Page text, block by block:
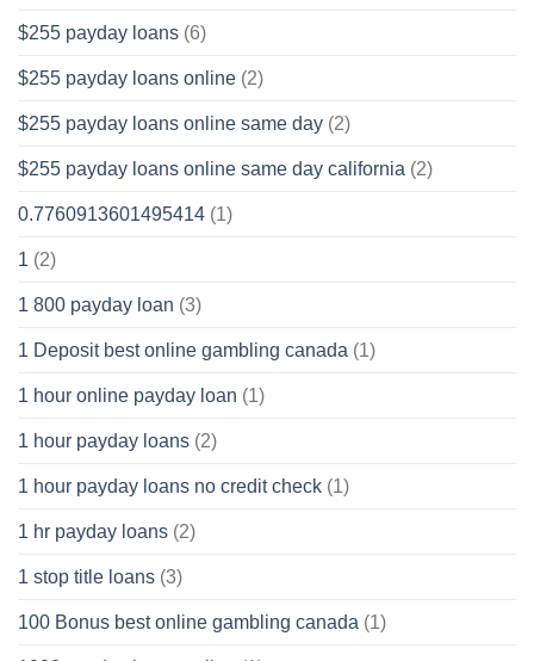
$255 payday loans (6)
$255 payday loans online (2)
$255 payday loans online same day (2)
$255 payday loans online same day california (2)
0.7760913601495414 (1)
1 (2)
1 800 payday loan (3)
1 Deposit best online gambling canada (1)
1 hour online payday loan (1)
1 hour payday loans (2)
1 hour payday loans no credit check (1)
1 hr payday loans (2)
1 stop title loans (3)
100 Bonus best online gambling canada (1)